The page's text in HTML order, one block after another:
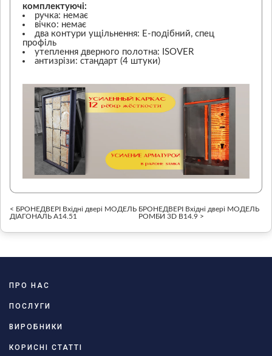
комплектуючі:
ручка: немає
вічко: немає
два контури ущільнення: Е-подібний, спец
профіль
утеплення дверного полотна: ISOVER
антизрізи: стандарт (4 штуки)
< БРОНЕДВЕРІ Вхідні двері МОДЕЛЬ
ДІАГОНАЛЬ A14.51
БРОНЕДВЕРІ Вхідні двері МОДЕЛЬ
РОМБИ 3D В14.9 >
ПРО НАС
ПОСЛУГИ
ВИРОБНИКИ
КОРИСНІ СТАТТІ